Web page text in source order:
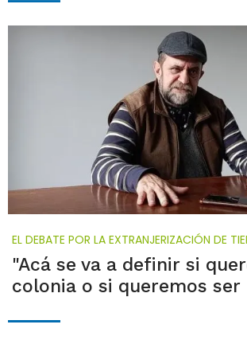
EL DEBATE POR LA EXTRANJERIZACIÓN DE
"Acá se va a definir si
colonia o si queremos